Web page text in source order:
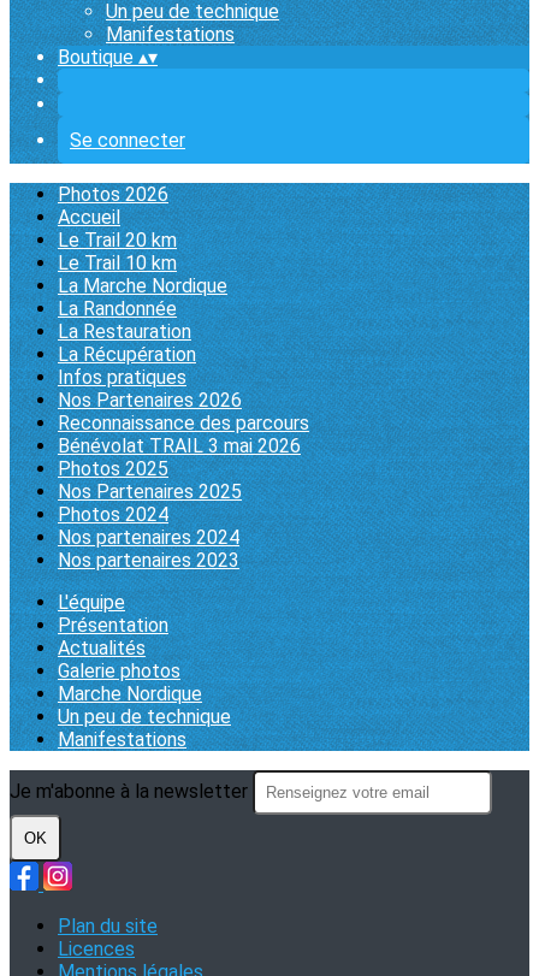
Un peu de technique
Manifestations
Boutique ▴▾
Se connecter
Photos 2026
Accueil
Le Trail 20 km
Le Trail 10 km
La Marche Nordique
La Randonnée
La Restauration
La Récupération
Infos pratiques
Nos Partenaires 2026
Reconnaissance des parcours
Bénévolat TRAIL 3 mai 2026
Photos 2025
Nos Partenaires 2025
Photos 2024
Nos partenaires 2024
Nos partenaires 2023
L'équipe
Présentation
Actualités
Galerie photos
Marche Nordique
Un peu de technique
Manifestations
Je m'abonne à la newsletter
OK
Plan du site
Licences